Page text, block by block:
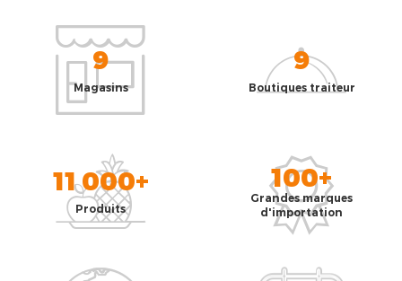
9
Magasins
9
Boutiques traiteur
11 000+
Produits
100+
Grandes marques
d'importation